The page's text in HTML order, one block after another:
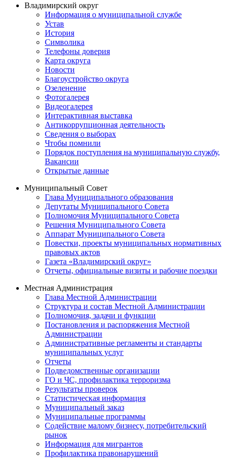
Владимирский округ
Информация о муниципальной службе
Устав
История
Символика
Телефоны доверия
Карта округа
Новости
Благоустройство округа
Озеленение
Фотогалерея
Видеогалерея
Интерактивная выставка
Антикоррупционная деятельность
Сведения о выборах
Чтобы помнили
Порядок поступления на муниципальную службу,
Вакансии
Открытые данные
Муниципальный Совет
Глава Муниципального образования
Депутаты Муниципального Совета
Полномочия Муниципального Совета
Решения Муниципального Совета
Аппарат Муниципального Совета
Повестки, проекты муниципальных нормативных
правовых актов
Газета «Владимирский округ»
Отчеты, официальные визиты и рабочие поездки
Местная Администрация
Глава Местной Администрации
Структура и состав Местной Администрации
Полномочия, задачи и функции
Постановления и распоряжения Местной
Администрации
Административные регламенты и стандарты
муниципальных услуг
Отчеты
Подведомственные организации
ГО и ЧС, профилактика терроризма
Результаты проверок
Статистическая информация
Муниципальный заказ
Муниципальные программы
Содействие малому бизнесу, потребительский
рынок
Информация для мигрантов
Профилактика правонарушений